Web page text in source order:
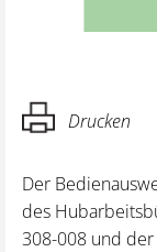
Drucken
Der
des
308-008 und